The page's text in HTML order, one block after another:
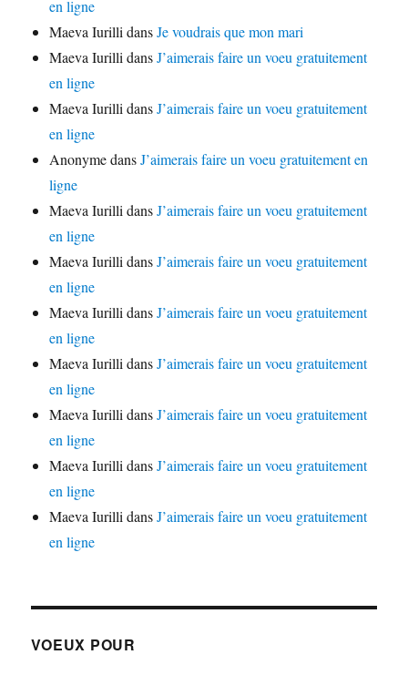
en ligne
Maeva Iurilli dansJe voudrais que mon mari
Maeva Iurilli dansJ’aimerais faire un voeu gratuitement
en ligne
Maeva Iurilli dansJ’aimerais faire un voeu gratuitement
en ligne
AnonymedansJ’aimerais faire un voeu gratuitement en
ligne
Maeva Iurilli dansJ’aimerais faire un voeu gratuitement
en ligne
Maeva Iurilli dansJ’aimerais faire un voeu gratuitement
en ligne
Maeva Iurilli dansJ’aimerais faire un voeu gratuitement
en ligne
Maeva Iurilli dansJ’aimerais faire un voeu gratuitement
en ligne
Maeva Iurilli dansJ’aimerais faire un voeu gratuitement
en ligne
Maeva Iurilli dansJ’aimerais faire un voeu gratuitement
en ligne
Maeva Iurilli dansJ’aimerais faire un voeu gratuitement
en ligne
VOEUX POUR